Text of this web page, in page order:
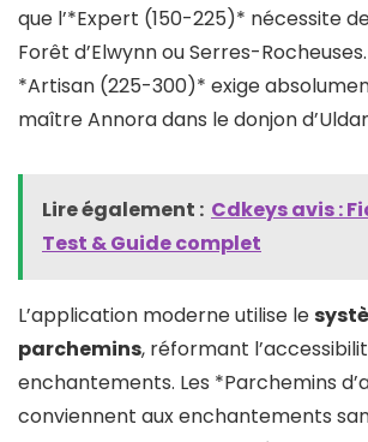
que l’*Expert (150-225)* nécessite
Forêt d’Elwynn ou Serres-
*Artisan (225-300)* exige
maître Annora dans le donjon
Lire également : Cdkeys avis​ :
Test & Guide complet
L’application moderne utilise le
parchemins, réformant
enchantements. Les *Parchemins
conviennent aux enchantements